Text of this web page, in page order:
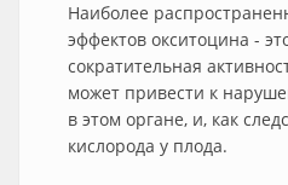
Наиболее
эффектов окситоцина -
сократительная
может привести к
в этом органе, и, как
кислорода у плода.